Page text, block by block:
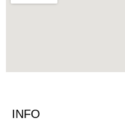
INFO